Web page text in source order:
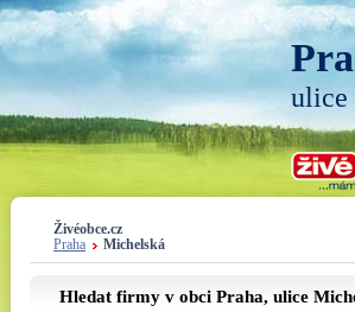
ulice
Živéobce.cz
Praha
Michelská
Hledat firmy v obci Praha, ulice